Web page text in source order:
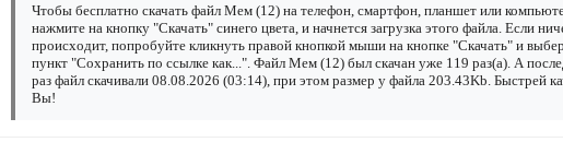
Чтобы бесплатно скачать файл Мем (12) на телефон, смартфон, планшет или
нажмите на кнопку "Скачать" синего цвета, и начнется загрузка этого файла. Если
происходит, попробуйте кликнуть правой кнопкой мыши на кнопке "Скачать" и
пункт "Сохранить по ссылке как...". Файл Мем (12) был скачан уже 119 раз(а). А
раз файл скачивали 08.08.2026 (03:14), при этом размер у файла 203.43Kb. Быстрей
Вы!